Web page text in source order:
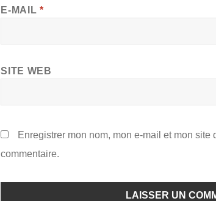
E-MAIL *
SITE WEB
Enregistrer mon nom, mon e-mail et mon
commentaire.